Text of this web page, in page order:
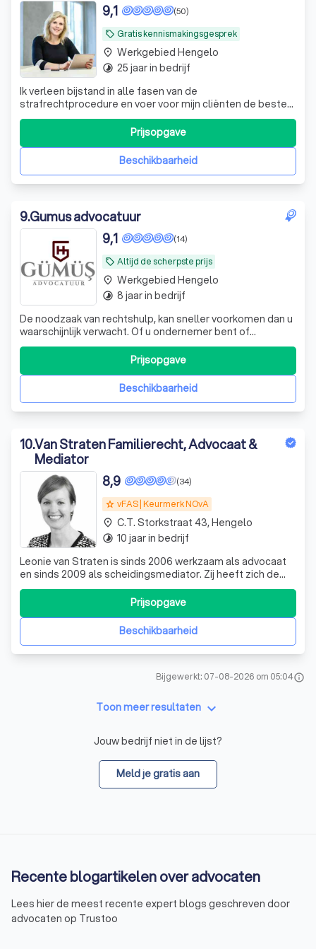
local_offer Gratis kennismakingsgesprek
(50)
9,1
Ik verleen bijstand in alle fasen van de
strafrechtprocedure en voer voor mijn cliënten de beste
verdediging. Ik heb grote passie voor mijn vak. ik behandel
zowel reguliere als bijzondere strafzaken.
Beschikbaarheid
Prijsopgave
place Werkgebied Hengelo
timelapse 25 jaar in bedrijf
9.Gumus advocatuur
local_offer Altijd de scherpste prijs
(14)
9,1
De noodzaak van rechtshulp, kan sneller voorkomen dan u
waarschijnlijk verwacht. Of u ondernemer bent of
particulier, wij staan u graag bij met raad en daad! Wij
adviseren u, onderhandelen namens u of procederen
krachtig voor u. Wij zijn een laagdrempelig kantoor waar
kwaliteit hoog in de vandaal st
Beschikbaarheid
Prijsopgave
place Werkgebied Hengelo
timelapse 8 jaar in bedrijf
10.Van Straten Familierecht, Advocaat &
Mediator
grade vFAS | Keurmerk NOvA
(34)
8,9
Leonie van Straten is sinds 2006 werkzaam als advocaat
en sinds 2009 als scheidingsmediator. Zij heeft zich de
afgelopen jaren gespecialiseerd in het personen- en
familierecht en het jeugdrecht en is aangesloten bij de
vereniging Familie- en erfrecht Advocaten
Scheidingsmediators (vFAS) en de Mediat
Beschikbaarheid
Prijsopgave
place C.T. Storkstraat 43, Hengelo
timelapse 10 jaar in bedrijf
Bijgewerkt: 07-08-2026 om 05:04info
Toon meer resultaten keyboard_arrow_down
Jouw bedrijf niet in de lijst?
Meld je gratis aan
Recente blogartikelen over advocaten
Lees hier de meest recente expert blogs geschreven door
advocaten op Trustoo